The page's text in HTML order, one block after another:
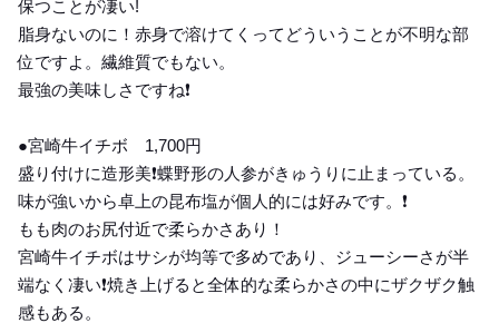
保つことが凄い!
脂身ないのに！赤身で溶けてくってどういうことが不明な部
位ですよ。繊維質でもない。
最強の美味しさですね❗️
●宮崎牛イチボ 1,700円
盛り付けに造形美❗️蝶野形の人参がきゅうりに止まっている。
味が強いから卓上の昆布塩が個人的には好みです。❗️
もも肉のお尻付近で柔らかさあり！
宮崎牛イチボはサシが均等で多めであり、ジューシーさが半
端なく凄い❗️焼き上げると全体的な柔らかさの中にザクザク触
感もある。